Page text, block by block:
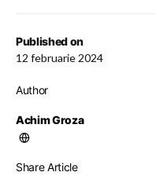
Published on
12 februarie 2024
Author
Achim Groza
Share Article